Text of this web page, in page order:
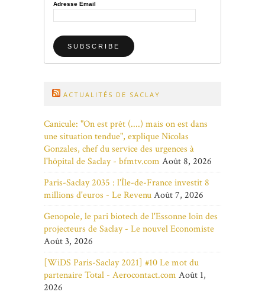
Adresse Email
ACTUALITÉS DE SACLAY
Canicule: "On est prêt (....) mais on est dans
une situation tendue", explique Nicolas
Gonzales, chef du service des urgences à
l'hôpital de Saclay - bfmtv.com Août 8, 2026
Paris-Saclay 2035 : l'Île-de-France investit 8
millions d'euros - Le RevenuAoût 7, 2026
Genopole, le pari biotech de l'Essonne loin des
projecteurs de Saclay - Le nouvel Economiste
Août 3, 2026
[WiDS Paris-Saclay 2021] #10 Le mot du
partenaire Total - Aerocontact.com Août 1,
2026